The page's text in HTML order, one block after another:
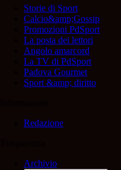
Storie di Sport
Calcio&amp;Gossip
Promozioni PdSport
La posta dei lettori
Angolo amarcord
La TV di PdSport
Padova Gourmet
Sport &amp; diritto
Redazione
Archivio